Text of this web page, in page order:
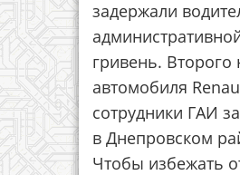
задержали
гривень.
автомобиля
сотрудники ГАИ
в Днепровском
Чтобы избежать